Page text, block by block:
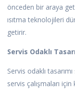
önceden bir araya
ısıtma teknolojileri
getirir.
Servis Odaklı
Servis odaklı
servis çalışmaları